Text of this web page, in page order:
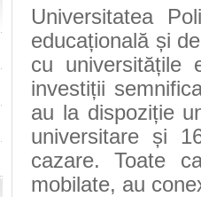
Universitatea
educațională și
cu universitățile
investiții
au la dispoziție
universitare și
cazare. Toate
mobilate, au